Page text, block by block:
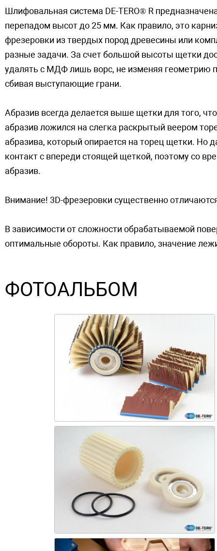
Шлифовальная система DE-TERO® R
перепадом высот до 25 мм. Как правило, это
фрезеровки из твердых пород древесины или
разные задачи. За счет большой высоты щетки
удалять с МДФ лишь ворс, не изменяя геометрию
сбивая выступающие грани.
Абразив всегда делается выше щетки для того,
абразив ложился на слегка раскрытый веером
абразива, который опирается на торец щетки. Но
контакт с впереди стоящей щеткой, поэтому со
абразив.
Внимание! 3D-фрезеровки существенно
В зависимости от сложности обрабатываемой
оптимальные обороты. Как правило, значение
ФОТОАЛЬБОМ